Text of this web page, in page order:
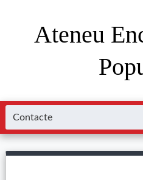
Ateneu